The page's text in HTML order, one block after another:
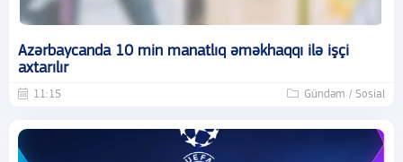
Azərbaycanda 10 min manatlıq əməkhaqqı ilə işçi
axtarılır
11:15 Gündəm / Sosial